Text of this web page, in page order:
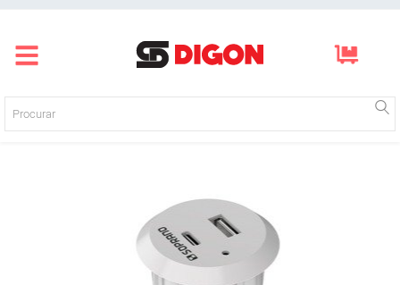
Página inicial